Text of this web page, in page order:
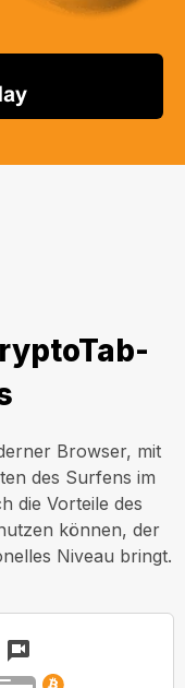
Browser, mit
des Surfens im
die Vorteile des
können, der
Niveau bringt.